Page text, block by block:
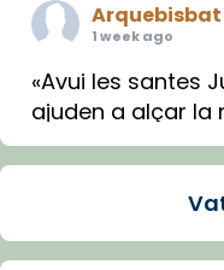
1 week ago
«Avui les santes
ajuden a alçar la
Mons. Sergi
Santes de
🔗tinyurl.com/